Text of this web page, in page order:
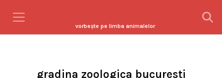
vorbeşte pe limba animalelor
gradina zoologica bucuresti